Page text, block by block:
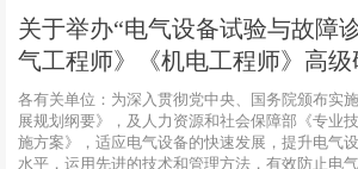
关于举办“电气设备试验与故障
气工程师》《机电工程师》高级
各有关单位：为深入贯彻党中央、国务院颁布实
展规划纲要》，及人力资源和社会保障部《专业
施方案》，适应电气设备的快速发展，提升电气
水平，运用先进的技术和管理方法，有效防止电